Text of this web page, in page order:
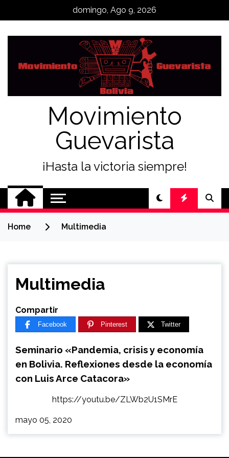
domingo, Ago 9, 2026
Movimiento
Guevarista
¡Hasta la victoria siempre!
Home Multimedia
Multimedia
Compartir
Facebook Pinterest Twitter
Seminario «Pandemia, crisis y economía
en Bolivia. Reflexiones desde la economía
con Luis Arce Catacora»
https://youtu.be/ZLWb2U1SMrE
mayo 05, 2020